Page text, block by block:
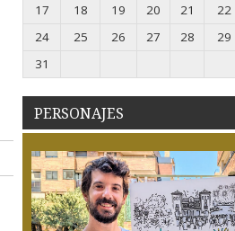
17
18 19 20 21 22
24
25 26 27 28 29
31
PERSONAJES